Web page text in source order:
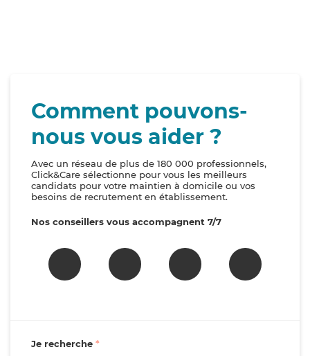
Comment pouvons-
nous vous aider ?
Avec un réseau de plus de 180 000 professionnels,
Click&Care sélectionne pour vous les meilleurs
candidats pour votre maintien à domicile ou vos
besoins de recrutement en établissement.
Nos conseillers vous accompagnent 7/7
Je recherche